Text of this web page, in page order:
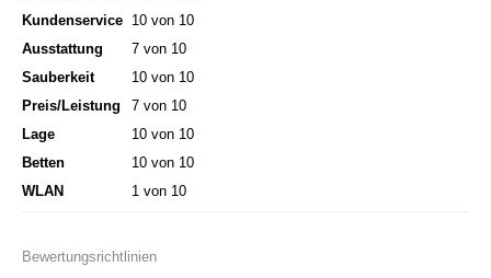
Kundenservice 10 von 10
Ausstattung
7 von 10
Sauberkeit
10 von 10
Preis/Leistung
7 von 10
Lage
10 von 10
Betten
10 von 10
WLAN
1 von 10
Bewertungsrichtlinien